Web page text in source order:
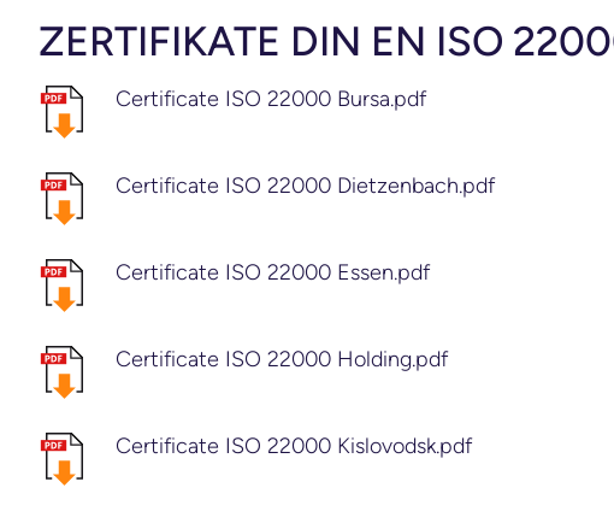
ZERTIFIKATE DIN EN ISO
Certificate ISO 22000 Bursa.pdf
Certificate ISO 22000 Dietzenbach.pdf
Certificate ISO 22000 Essen.pdf
Certificate ISO 22000 Holding.pdf
Certificate ISO 22000 Kislovodsk.pdf